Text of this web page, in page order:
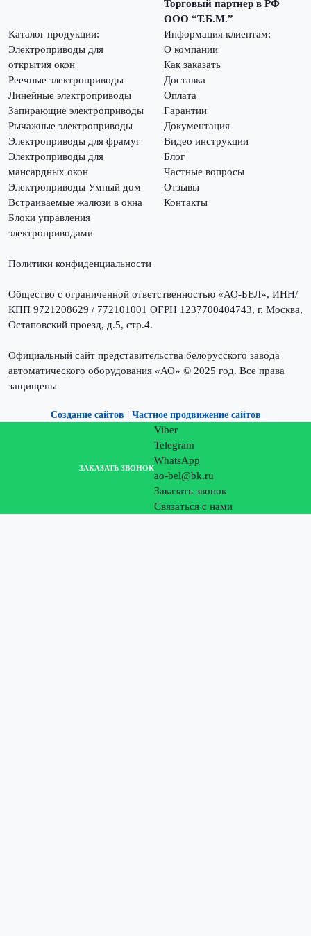
Торговый партнер в РФ
ООО “Т.Б.М.”
Каталог продукции:
Электроприводы для
открытия окон
Реечные электроприводы
Линейные электроприводы
Запирающие электроприводы
Рычажные электроприводы
Электроприводы для фрамуг
Электроприводы для
мансардных окон
Электроприводы Умный дом
Встраиваемые жалюзи в окна
Блоки управления
электроприводами
Информация клиентам:
О компании
Как заказать
Доставка
Оплата
Гарантии
Документация
Видео инструкции
Блог
Частные вопросы
Отзывы
Контакты
Политики конфиденциальности
Общество с ограниченной ответственностью «АО-БЕЛ», ИНН/
КПП 9721208629 / 772101001 ОГРН 1237700404743, г. Москва,
Остаповский проезд, д.5, стр.4.
Официальный сайт представительства белорусского завода
автоматического оборудования «АО» © 2025 год. Все права
защищены
Создание сайтов Частное продвижение сайтов
ЗАКАЗАТЬ ЗВОНОК
Viber
Telegram
WhatsApp
ao-bel@bk.ru
Заказать звонок
Связаться с нами